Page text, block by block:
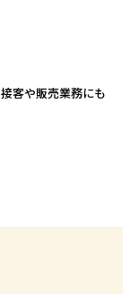
接客や販売業務にも